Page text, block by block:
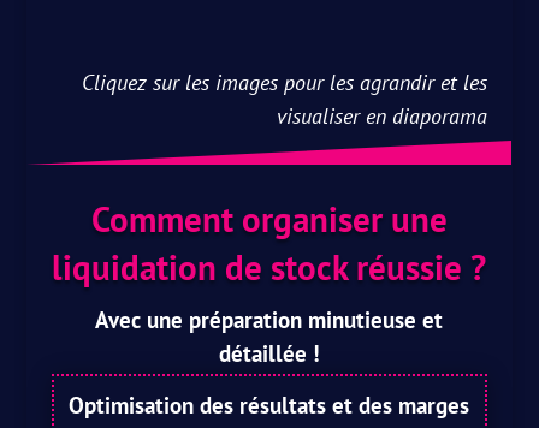
Cliquez sur les images pour les agrandir et les
visualiser en diaporama
Comment organiser une
liquidation de stock réussie ?
Avec une préparation minutieuse et
détaillée !
Optimisation des résultats et des marges